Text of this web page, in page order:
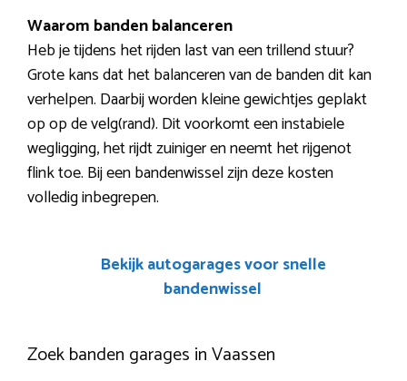
Waarom banden balanceren
Heb je tijdens het rijden last van een trillend stuur?
Grote kans dat het balanceren van de banden dit kan
verhelpen. Daarbij worden kleine gewichtjes geplakt
op op de velg(rand). Dit voorkomt een instabiele
wegligging, het rijdt zuiniger en neemt het rijgenot
flink toe. Bij een bandenwissel zijn deze kosten
volledig inbegrepen.
Bekijk autogarages voor snelle
bandenwissel
Zoek banden garages in Vaassen